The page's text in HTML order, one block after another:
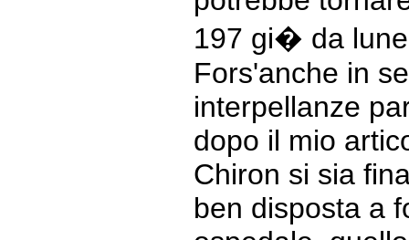
197 gi� da
Fors'anche in
interpellanze
dopo il mio
Chiron si sia
ben disposta a